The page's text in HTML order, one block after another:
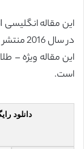
این مقاله ویژه –
است.
دانلود